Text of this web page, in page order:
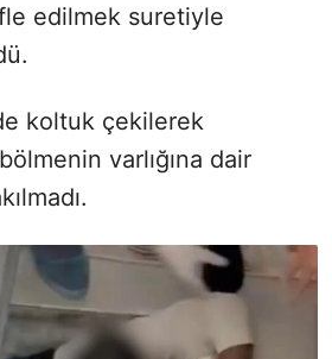
edilmek suretiyle
koltuk çekilerek
varlığına dair